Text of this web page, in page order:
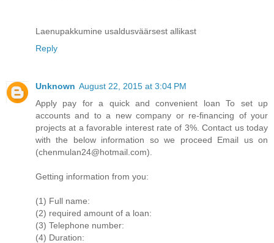
Laenupakkumine usaldusväärsest allikast
Reply
Unknown August 22, 2015 at 3:04 PM
Apply pay for a quick and convenient loan To set up
accounts and to a new company or re-financing of your
projects at a favorable interest rate of 3%. Contact us today
with the below information so we proceed Email us on
(chenmulan24@hotmail.com).
Getting information from you:
(1) Full name:
(2) required amount of a loan:
(3) Telephone number:
(4) Duration: